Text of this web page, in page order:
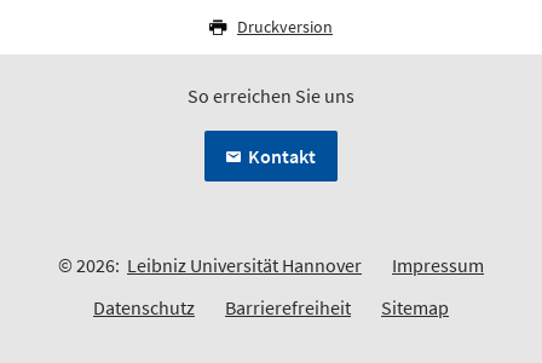
Druckversion
So erreichen Sie uns
Kontakt
© 2026: Leibniz Universität Hannover
Impressum
Datenschutz
Barrierefreiheit Sitemap